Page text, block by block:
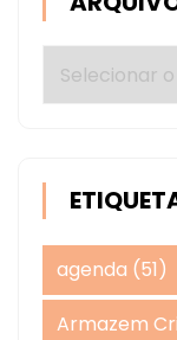
Arquivos
agenda (51)
Armazem